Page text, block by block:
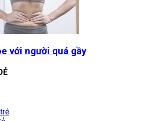
với người quá gầy